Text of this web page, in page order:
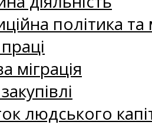
політика
міграція
людського